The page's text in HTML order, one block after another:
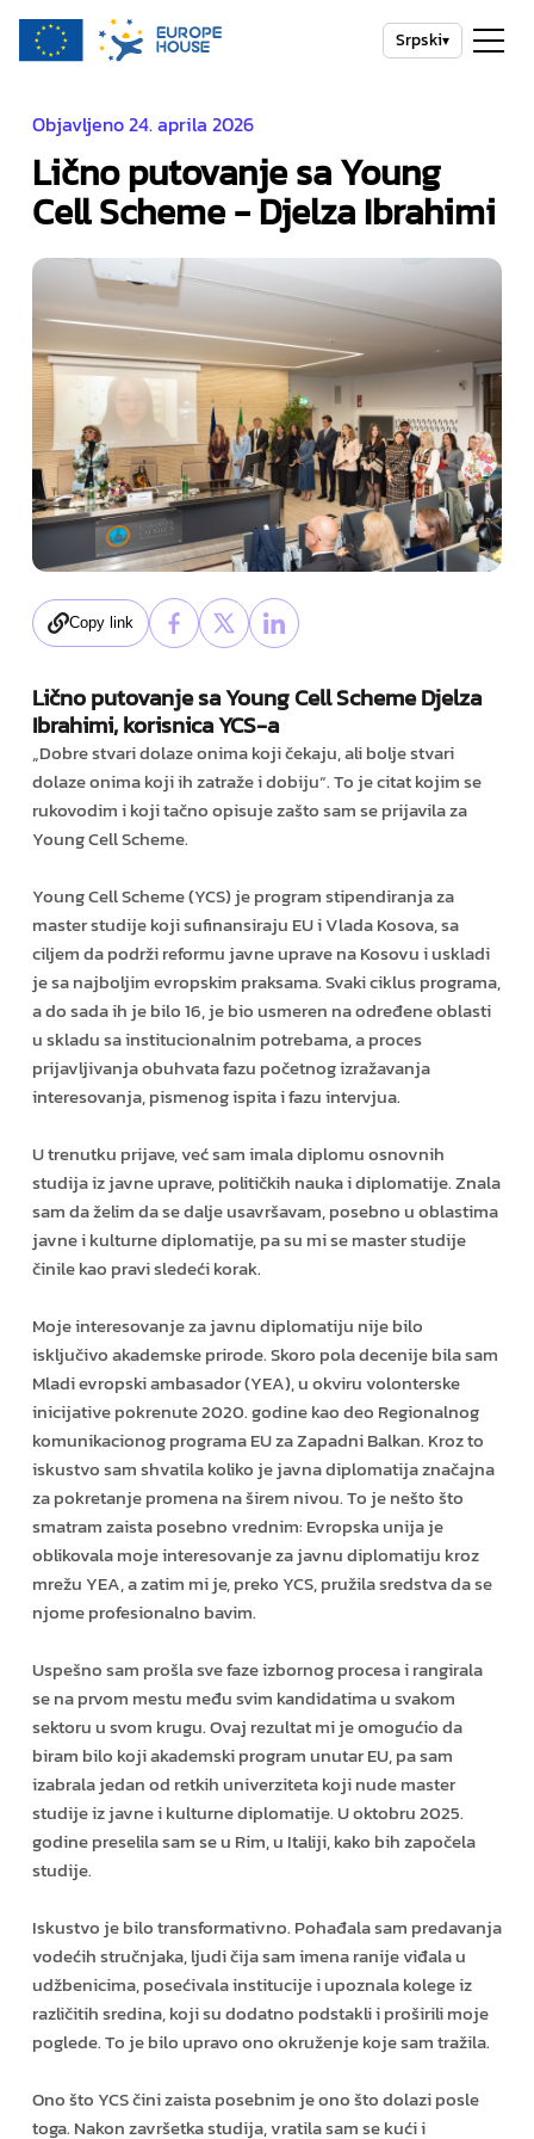
Srpski▾
Objavljeno 24. aprila 2026
Lično putovanje sa Young
Cell Scheme - Djelza Ibrahimi
Copy link
Lično putovanje sa Young Cell Scheme Djelza
Ibrahimi, korisnica YCS-a
„Dobre stvari dolaze onima koji čekaju, ali bolje stvari
dolaze onima koji ih zatraže i dobiju“. To je citat kojim se
rukovodim i koji tačno opisuje zašto sam se prijavila za
Young Cell Scheme.
Young Cell Scheme (YCS) je program stipendiranja za
master studije koji sufinansiraju EU i Vlada Kosova, sa
ciljem da podrži reformu javne uprave na Kosovu i uskladi
je sa najboljim evropskim praksama. Svaki ciklus programa,
a do sada ih je bilo 16, je bio usmeren na određene oblasti
u skladu sa institucionalnim potrebama, a proces
prijavljivanja obuhvata fazu početnog izražavanja
interesovanja, pismenog ispita i fazu intervjua.
U trenutku prijave, već sam imala diplomu osnovnih
studija iz javne uprave, političkih nauka i diplomatije. Znala
sam da želim da se dalje usavršavam, posebno u oblastima
javne i kulturne diplomatije, pa su mi se master studije
činile kao pravi sledeći korak.
Moje interesovanje za javnu diplomatiju nije bilo
isključivo akademske prirode. Skoro pola decenije bila sam
Mladi evropski ambasador (YEA), u okviru volonterske
inicijative pokrenute 2020. godine kao deo Regionalnog
komunikacionog programa EU za Zapadni Balkan. Kroz to
iskustvo sam shvatila koliko je javna diplomatija značajna
za pokretanje promena na širem nivou. To je nešto što
smatram zaista posebno vrednim: Evropska unija je
oblikovala moje interesovanje za javnu diplomatiju kroz
mrežu YEA, a zatim mi je, preko YCS, pružila sredstva da se
njome profesionalno bavim.
Uspešno sam prošla sve faze izbornog procesa i rangirala
se na prvom mestu među svim kandidatima u svakom
sektoru u svom krugu. Ovaj rezultat mi je omogućio da
biram bilo koji akademski program unutar EU, pa sam
izabrala jedan od retkih univerziteta koji nude master
studije iz javne i kulturne diplomatije. U oktobru 2025.
godine preselila sam se u Rim, u Italiji, kako bih započela
studije.
Iskustvo je bilo transformativno. Pohađala sam predavanja
vodećih stručnjaka, ljudi čija sam imena ranije viđala u
udžbenicima, posećivala institucije i upoznala kolege iz
različitih sredina, koji su dodatno podstakli i proširili moje
poglede. To je bilo upravo ono okruženje koje sam tražila.
Ono što YCS čini zaista posebnim je ono što dolazi posle
toga. Nakon završetka studija, vratila sam se kući i